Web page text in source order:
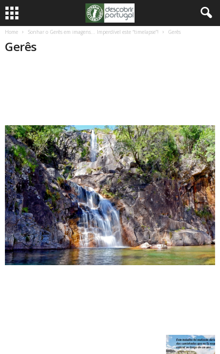
Home Sonhar o Gerês em imagens… Imperdível este “timelapse”! Gerês
Gerês